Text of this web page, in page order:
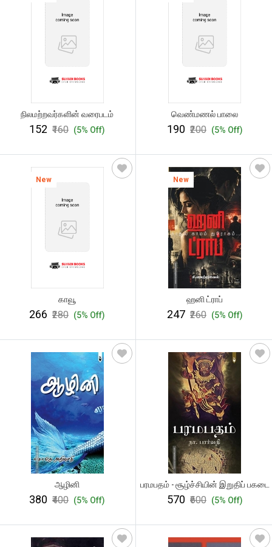
நிலமற்றவர்களின் வரைபடம்
₹152 ₹160 (5% Off)
வெண்மணல் பாலை
₹190 ₹200 (5% Off)
New
காவூ
₹266 ₹280 (5% Off)
New
ஹனி ட்ராப்
₹247 ₹260 (5% Off)
ஆழினி
₹380 ₹400 (5% Off)
பரமபதம் - சூழ்ச்சியின் இறுதிப் பகடை
₹570 ₹600 (5% Off)